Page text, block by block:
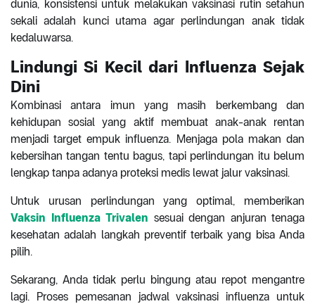
dunia, konsistensi untuk melakukan vaksinasi rutin setahun
sekali adalah kunci utama agar perlindungan anak tidak
kedaluwarsa.
Lindungi Si Kecil dari Influenza Sejak
Dini
Kombinasi antara imun yang masih berkembang dan
kehidupan sosial yang aktif membuat anak-anak rentan
menjadi target empuk influenza. Menjaga pola makan dan
kebersihan tangan tentu bagus, tapi perlindungan itu belum
lengkap tanpa adanya proteksi medis lewat jalur vaksinasi.
Untuk urusan perlindungan yang optimal, memberikan
Vaksin Influenza Trivalen sesuai dengan anjuran tenaga
kesehatan adalah langkah preventif terbaik yang bisa Anda
pilih.
Sekarang, Anda tidak perlu bingung atau repot mengantre
lagi. Proses pemesanan jadwal vaksinasi influenza untuk